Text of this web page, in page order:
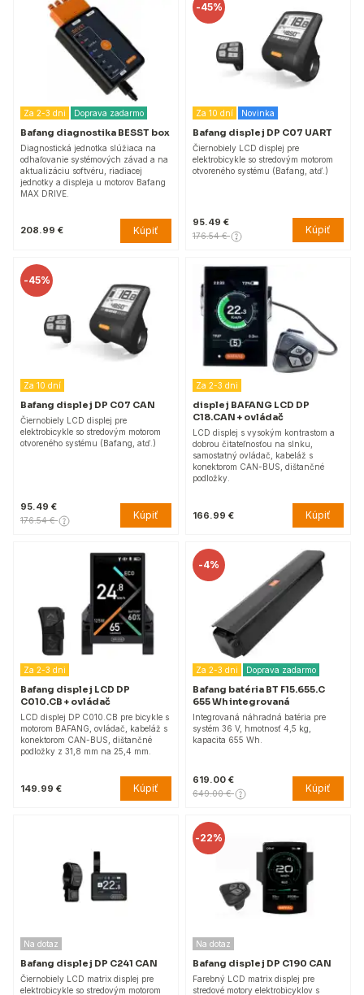
Za 2-3 dni Doprava zadarmo
Bafang diagnostika BESST box
Diagnostická jednotka slúžiaca na
odhaľovanie systémových závad a na
aktualizáciu softvéru, riadiacej
jednotky a displeja u motorov Bafang
MAX DRIVE.
208.99 € Kúpiť
-45%
Za 10 dní Novinka
Bafang displej DP C07 UART
Čiernobiely LCD displej pre
elektrobicykle so stredovým motorom
otvoreného systému (Bafang, atď.)
95.49 €
176.54 € Kúpiť
-45%
Za 10 dní
Bafang displej DP C07 CAN
Čiernobiely LCD displej pre
elektrobicykle so stredovým motorom
otvoreného systému (Bafang, atď.)
95.49 €
176.54 € Kúpiť
Za 2-3 dni
displej BAFANG LCD DP
C18.CAN + ovládač
LCD displej s vysokým kontrastom a
dobrou čitateľnosťou na slnku,
samostatný ovládač, kabeláž s
konektorom CAN-BUS, dištančné
podložky.
166.99 € Kúpiť
Za 2-3 dni
Bafang displej LCD DP
C010.CB + ovládač
LCD displej DP C010.CB pre bicykle s
motorom BAFANG, ovládač, kabeláž s
konektorom CAN-BUS, dištančné
podložky z 31,8 mm na 25,4 mm.
149.99 € Kúpiť
-4%
Za 2-3 dni Doprava zadarmo
Bafang batéria BT F15.655.C
655 Wh integrovaná
Integrovaná náhradná batéria pre
systém 36 V, hmotnosť 4,5 kg,
kapacita 655 Wh.
619.00 €
649.00 € Kúpiť
Na dotaz
Bafang displej DP C241 CAN
Čiernobiely LCD matrix displej pre
elektrobicykle so stredovým motorom
-22%
Na dotaz
Bafang displej DP C190 CAN
Farebný LCD matrix displej pre
stredové motory elektrobicyklov s